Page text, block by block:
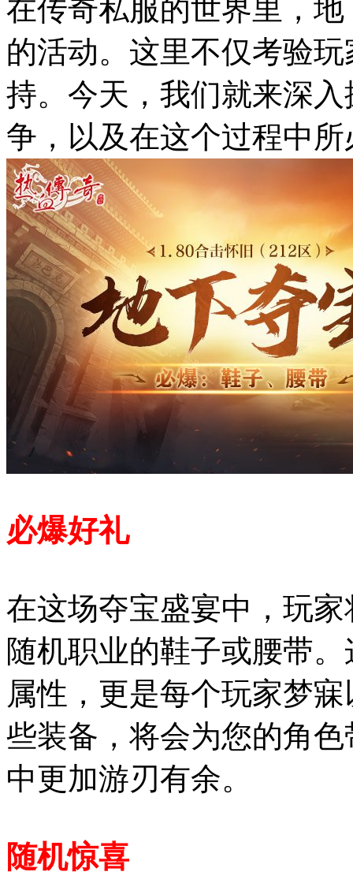
在传奇私服的世界里，
的活动。这里不仅考验
持。今天，我们就来深
争，以及在这个过程中
必爆好礼
在这场夺宝盛宴中，玩
随机职业的鞋子或腰带
属性，更是每个玩家梦
些装备，将会为您的角
中更加游刃有余。
随机惊喜